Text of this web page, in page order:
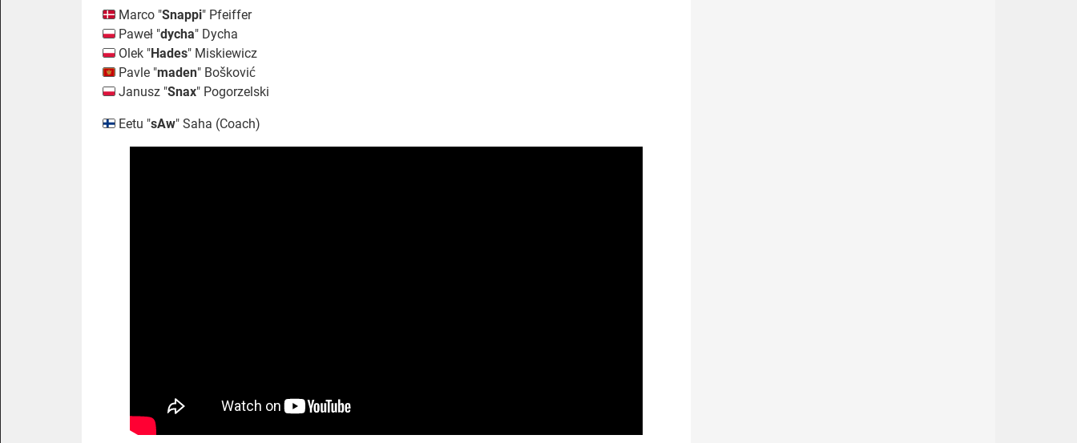
Marco "⁠Snappi⁠" Pfeiffer
Paweł "⁠dycha⁠" Dycha
Olek "Hades" Miskiewicz
Pavle "maden" Bošković
Janusz "⁠Snax⁠" Pogorzelski
Eetu "sAw" Saha (Coach)